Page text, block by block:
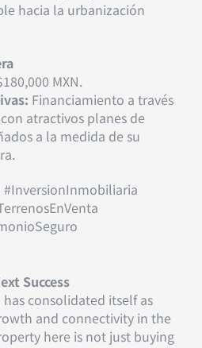
hacia la urbanización
MXN.
Financiamiento a través
atractivos planes de
a la medida de su
#InversionInmobiliaria
Success
consolidated itself as
and connectivity in the
here is not just buying